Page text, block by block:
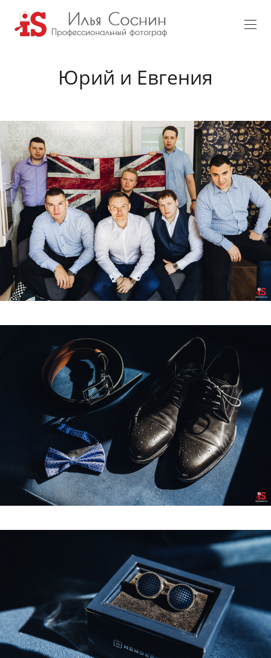
Юрий и Евгения